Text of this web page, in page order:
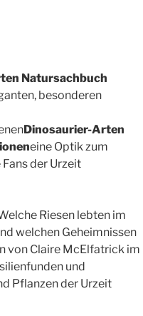
Natursachbuch
besonderen
Dinosaurier-Arten
eine Optik zum
der Urzeit
Riesen lebten im
welchen Geheimnissen
von Claire McElfatrick im
und
Pflanzen der Urzeit